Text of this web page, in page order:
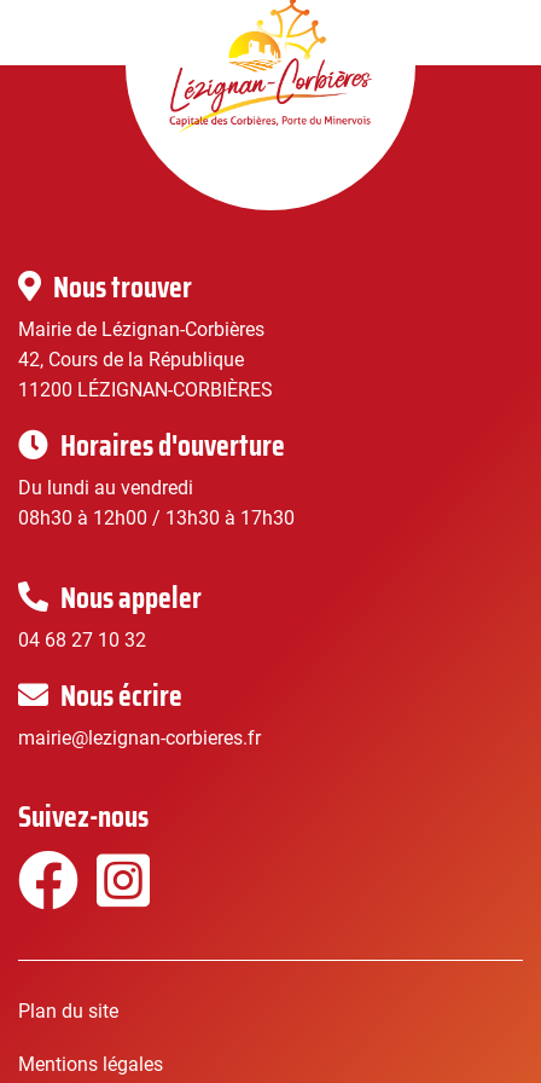
Lézignan-
Infos
pratiques
Nous trouver
Mairie de Lézignan-Corbières
42, Cours de la République
11200 LÉZIGNAN-CORBIÈRES
Horaires d'ouverture
Du lundi au vendredi
08h30 à 12h00 / 13h30 à 17h30
Nous appeler
04 68 27 10 32
Nous écrire
mairie@lezignan-corbieres.fr
Suivez-nous
Facebook
Plan du site
Mentions légales